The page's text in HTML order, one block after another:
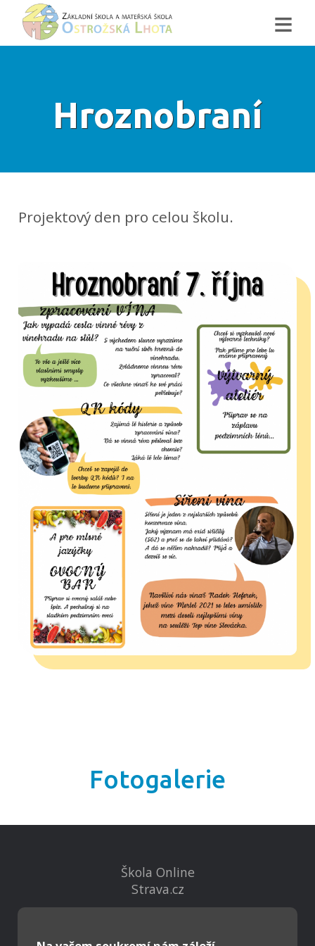
≡
Hroznobraní
Projektový den pro celou školu.
Fotogalerie
Škola Online
Strava.cz